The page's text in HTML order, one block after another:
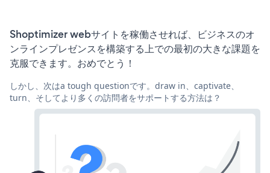
Shoptimizer webサイトを稼働させれば、ビジネスのオ
ンラインプレゼンスを構築する上での最初の大きな課題を
克服できます。おめでとう！
しかし、次はa tough questionです。draw in、captivate、
turn、そしてより多くの訪問者をサポートする方法は？